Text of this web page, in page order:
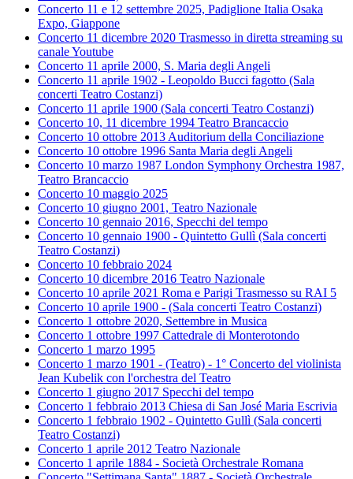
Concerto 11 e 12 settembre 2025, Padiglione Italia Osaka
Expo, Giappone
Concerto 11 dicembre 2020 Trasmesso in diretta streaming su
canale Youtube
Concerto 11 aprile 2000, S. Maria degli Angeli
Concerto 11 aprile 1902 - Leopoldo Bucci fagotto (Sala
concerti Teatro Costanzi)
Concerto 11 aprile 1900 (Sala concerti Teatro Costanzi)
Concerto 10, 11 dicembre 1994 Teatro Brancaccio
Concerto 10 ottobre 2013 Auditorium della Conciliazione
Concerto 10 ottobre 1996 Santa Maria degli Angeli
Concerto 10 marzo 1987 London Symphony Orchestra 1987,
Teatro Brancaccio
Concerto 10 maggio 2025
Concerto 10 giugno 2001, Teatro Nazionale
Concerto 10 gennaio 2016, Specchi del tempo
Concerto 10 gennaio 1900 - Quintetto Gullì (Sala concerti
Teatro Costanzi)
Concerto 10 febbraio 2024
Concerto 10 dicembre 2016 Teatro Nazionale
Concerto 10 aprile 2021 Roma e Parigi Trasmesso su RAI 5
Concerto 10 aprile 1900 - (Sala concerti Teatro Costanzi)
Concerto 1 ottobre 2020, Settembre in Musica
Concerto 1 ottobre 1997 Cattedrale di Monterotondo
Concerto 1 marzo 1995
Concerto 1 marzo 1901 - (Teatro) - 1° Concerto del violinista
Jean Kubelik con l'orchestra del Teatro
Concerto 1 giugno 2017 Specchi del tempo
Concerto 1 febbraio 2013 Chiesa di San José Maria Escrivia
Concerto 1 febbraio 1902 - Quintetto Gullì (Sala concerti
Teatro Costanzi)
Concerto 1 aprile 2012 Teatro Nazionale
Concerto 1 aprile 1884 - Società Orchestrale Romana